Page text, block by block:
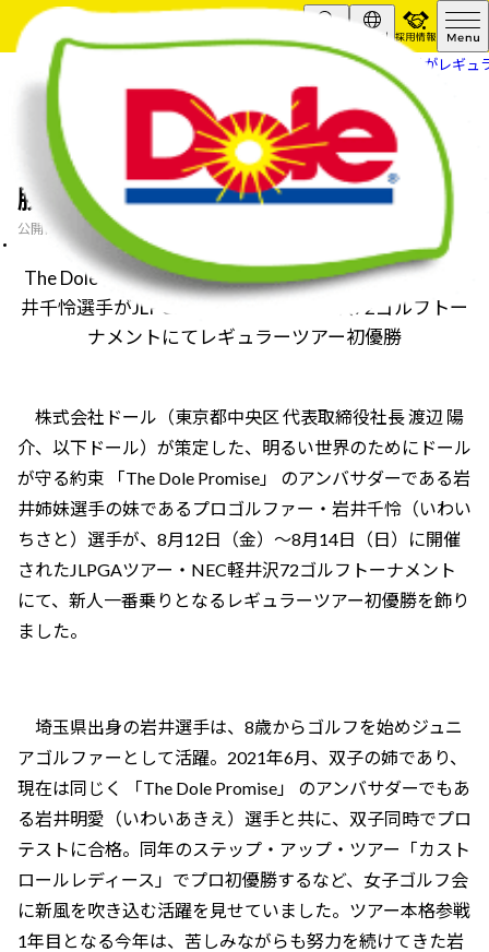
Search Global
採用情報
岩井千怜選手がレギュ
岩井千怜選手がレギュラーツアー初優
勝
公開日 2022.08.19
The Dole Promiseアンバサダーでプロゴルファー・岩
井千怜選手がJLPGAツアー・NEC軽井沢72ゴルフトー
ナメントにてレギュラーツアー初優勝
株式会社ドール（東京都中央区 代表取締役社長 渡辺 陽
介、以下ドール）が策定した、明るい世界のためにドール
が守る約束 「The Dole Promise」 のアンバサダーである岩
井姉妹選手の妹であるプロゴルファー・岩井千怜（いわい
ちさと）選手が、8月12日（金）～8月14日（日）に開催
されたJLPGAツアー・NEC軽井沢72ゴルフトーナメント
にて、新人一番乗りとなるレギュラーツアー初優勝を飾り
ました。
埼玉県出身の岩井選手は、8歳からゴルフを始めジュニ
アゴルファーとして活躍。2021年6月、双子の姉であり、
現在は同じく 「The Dole Promise」 のアンバサダーでもあ
る岩井明愛（いわいあきえ）選手と共に、双子同時でプロ
テストに合格。同年のステップ・アップ・ツアー「カスト
ロールレディース」でプロ初優勝するなど、女子ゴルフ会
に新風を吹き込む活躍を見せていました。ツアー本格参戦
1年目となる今年は、苦しみながらも努力を続けてきた岩